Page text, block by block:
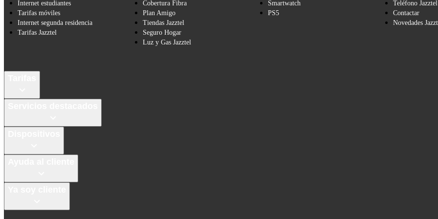
Internet estudiantes
Tarifas móviles
Internet segunda residencia
Tarifas Jazztel
Cobertura Fibra
Plan Amigo
Tiendas Jazztel
Seguro Hogar
Luz y Gas Jazztel
Smartwatch
PS5
Teléfono Jazztel
Contactar
Novedades